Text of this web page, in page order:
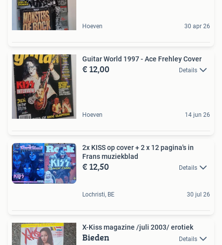
Hoeven 30 apr 26
Guitar World 1997 - Ace Frehley Cover
€ 12,00 Details
Hoeven 14 jun 26
2x KISS op cover + 2 x 12 pagina's in
Frans muziekblad
€ 12,50 Details
Lochristi, BE 30 jul 26
X-Kiss magazine /juli 2003/ erotiek
Bieden Details